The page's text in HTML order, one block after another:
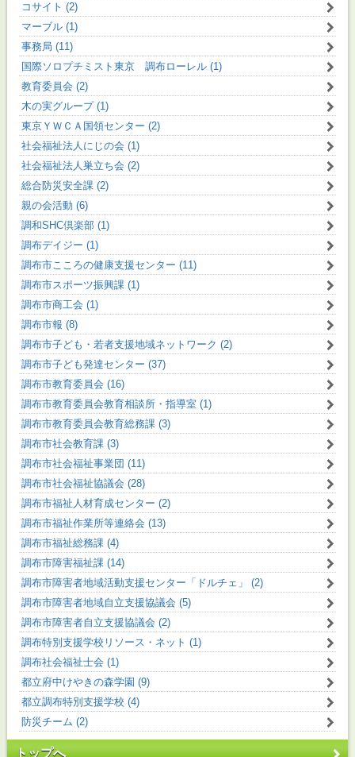
コサイト (2)
マーブル (1)
事務局 (11)
国際ソロプチミスト東京 調布ローレル (1)
教育委員会 (2)
木の実グループ (1)
東京ＹＷＣＡ国領センター (2)
社会福祉法人にじの会 (1)
社会福祉法人巣立ち会 (2)
総合防災安全課 (2)
親の会活動 (6)
調和SHC倶楽部 (1)
調布デイジー (1)
調布市こころの健康支援センター (11)
調布市スポーツ振興課 (1)
調布市商工会 (1)
調布市報 (8)
調布市子ども・若者支援地域ネットワーク (2)
調布市子ども発達センター (37)
調布市教育委員会 (16)
調布市教育委員会教育相談所・指導室 (1)
調布市教育委員会教育総務課 (3)
調布市社会教育課 (3)
調布市社会福祉事業団 (11)
調布市社会福祉協議会 (28)
調布市福祉人材育成センター (2)
調布市福祉作業所等連絡会 (13)
調布市福祉総務課 (4)
調布市障害福祉課 (14)
調布市障害者地域活動支援センター「ドルチェ」 (2)
調布市障害者地域自立支援協議会 (5)
調布市障害者自立支援協議会 (2)
調布特別支援学校リソース・ネット (1)
調布社会福祉士会 (1)
都立府中けやきの森学園 (9)
都立調布特別支援学校 (4)
防災チーム (2)
トップへ